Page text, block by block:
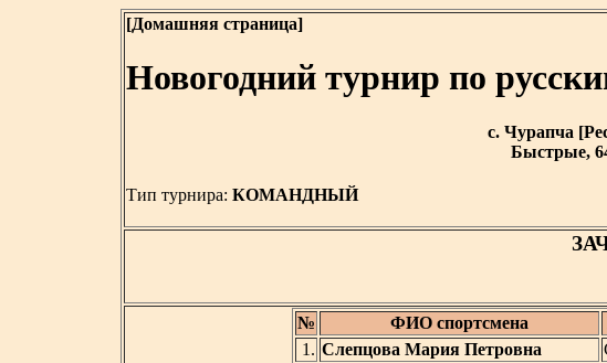
[Домашняя страница]
Новогодний турнир по
с. Чурапча
Быстрые,
Тип турнира: КОМАНДНЫЙ
№ ФИО спортсмена
1. Слепцова Мария Петровна